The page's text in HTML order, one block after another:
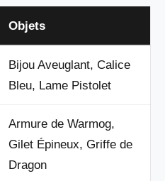
Objets
Bijou Aveuglant, Calice
Bleu, Lame Pistolet
Armure de Warmog,
Gilet Épineux, Griffe de
Dragon